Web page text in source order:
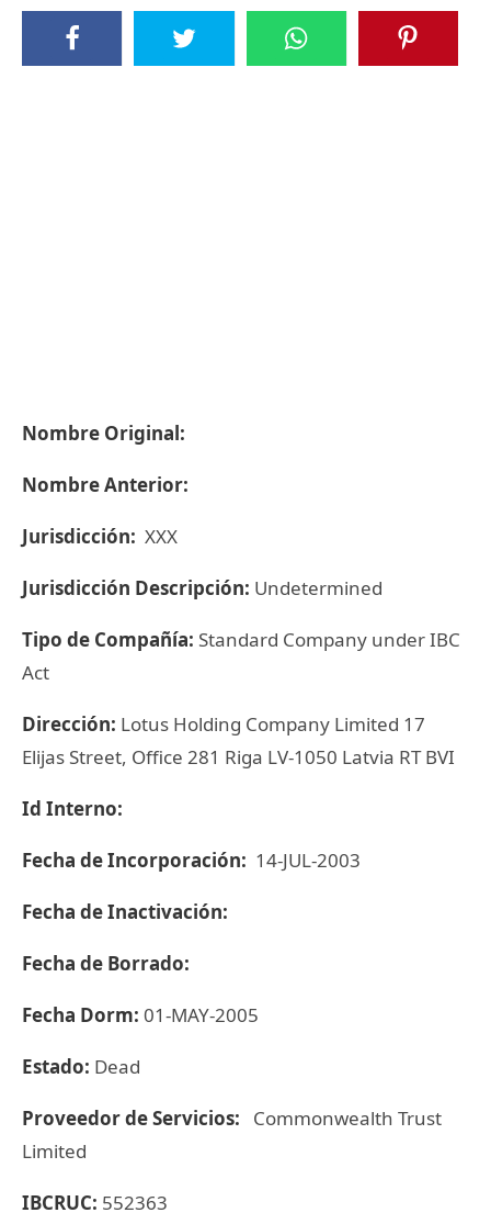
Nombre Original:
Nombre Anterior:
Jurisdicción: XXX
Jurisdicción Descripción: Undetermined
Tipo de Compañía: Standard Company under IBC
Act
Dirección: Lotus Holding Company Limited 17
Elijas Street, Office 281 Riga LV-1050 Latvia RT BVI
Id Interno:
Fecha de Incorporación: 14-JUL-2003
Fecha de Inactivación:
Fecha de Borrado:
Fecha Dorm: 01-MAY-2005
Estado: Dead
Proveedor de Servicios:
Commonwealth Trust
Limited
IBCRUC: 552363